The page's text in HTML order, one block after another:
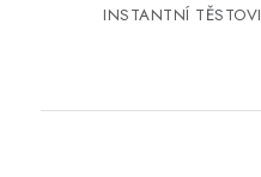
INSTANTNÍ